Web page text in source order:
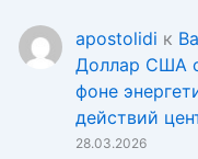
apostolidi к
Доллар США
фоне
действий
28.03.2026